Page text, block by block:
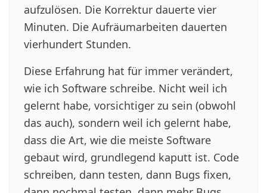
aufzulösen. Die Korrektur dauerte vier
Minuten. Die Aufräumarbeiten dauerten
vierhundert Stunden.
Diese Erfahrung hat für immer verändert,
wie ich Software schreibe. Nicht weil ich
gelernt habe, vorsichtiger zu sein (obwohl
das auch), sondern weil ich gelernt habe,
dass die Art, wie die meiste Software
gebaut wird, grundlegend kaputt ist. Code
schreiben, dann testen, dann Bugs fixen,